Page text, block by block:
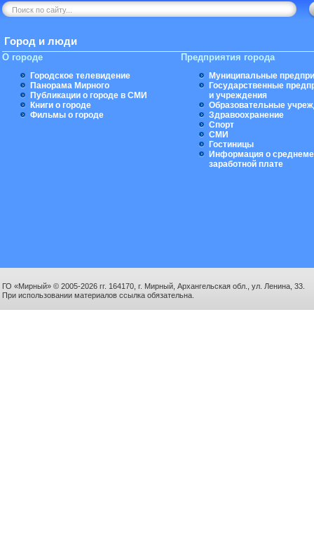
Город и люди
О городе
Городское телевидение
Панорама Мирного
Публикации о городе в СМИ
Книги о городе
Фильмы о городе
Предприятия города
Муниципальные
Государственные
и учреждения
Образовательные
Здравоохранение
Спорт
СМИ
Гостиницы
Информация о
заработной плате
ГО «Мирный» © 2005-2026 гг. 164170, г. Мирный, Архангельская обл., ул. Ленина, 33.
При использовании материалов ссылка обязательна.